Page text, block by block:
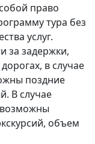
право
тура без
услуг.
за задержки,
в случае
поздние
В случае
объем